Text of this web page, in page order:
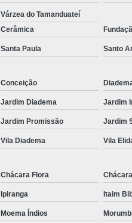
Guarda Corpo
Guarda Corpo de
Guarda Corpo de
Guarda Corpo
Janela de Quarto
Janela de
Janela de Vidro
Janela de Vidro
Várzea do Tamanduateí
Cerâmica
Santa Paula Santo
Conceição
Jardim Diadema Jardim
Jardim Promissão Jardim
Vila Diadema Vila
Chácara Flora
Ipiranga Itaim
Moema Índios